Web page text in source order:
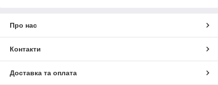
Про нас
Контакти
Доставка та оплата